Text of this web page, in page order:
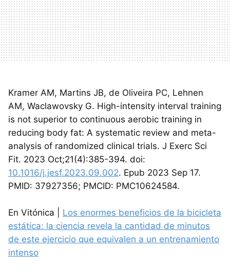
Kramer AM, Martins JB, de Oliveira PC, Lehnen
AM, Waclawovsky G. High-intensity interval training
is not superior to continuous aerobic training in
reducing body fat: A systematic review and meta-
analysis of randomized clinical trials. J Exerc Sci
Fit. 2023 Oct;21(4):385-394. doi:
10.1016/j.jesf.2023.09.002. Epub 2023 Sep 17.
PMID: 37927356; PMCID: PMC10624584.
En Vitónica | Los enormes beneficios de la bicicleta
estática: la ciencia revela la cantidad de minutos
de este ejercicio que equivalen a un entrenamiento
intenso